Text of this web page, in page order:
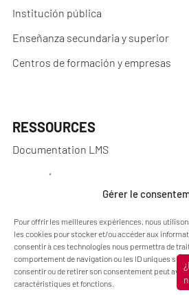
Gérer le
Pour offrir les meilleures expériences, nous
les cookies pour stocker et/ou accéder aux
consentir à ces technologies nous permettra de
comportement de navigation ou les ID uniques sur
consentir ou de retirer son consentement peut
caractéristiques et fonctions.
Institución pública
Enseñanza secundaria y superior
Centros de formación y empresas
RESSOURCES
Documentation LMS
NOS RÉALISATIONS
A PROPOS
Blog Pimenko: Experiencia en e-